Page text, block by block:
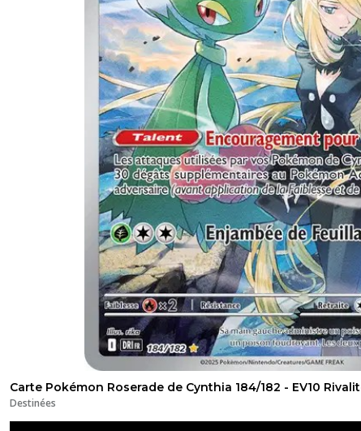
Carte Pokémon Roserade de Cynthia 184/182 - EV10
Destinées